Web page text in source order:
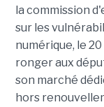
la commission
sur les
numérique, le
ronger aux
son marché
hors